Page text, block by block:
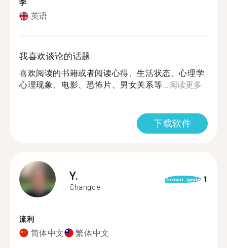
学
英语
我喜欢谈论的话题
喜欢阅读的书籍或者阅读心得、生活状态、心理学
心理现象、电影、恐怖片、男女关系等...阅读更多
下载软件
Y.
Changde
format_quote 1
流利
简体中文 繁体中文